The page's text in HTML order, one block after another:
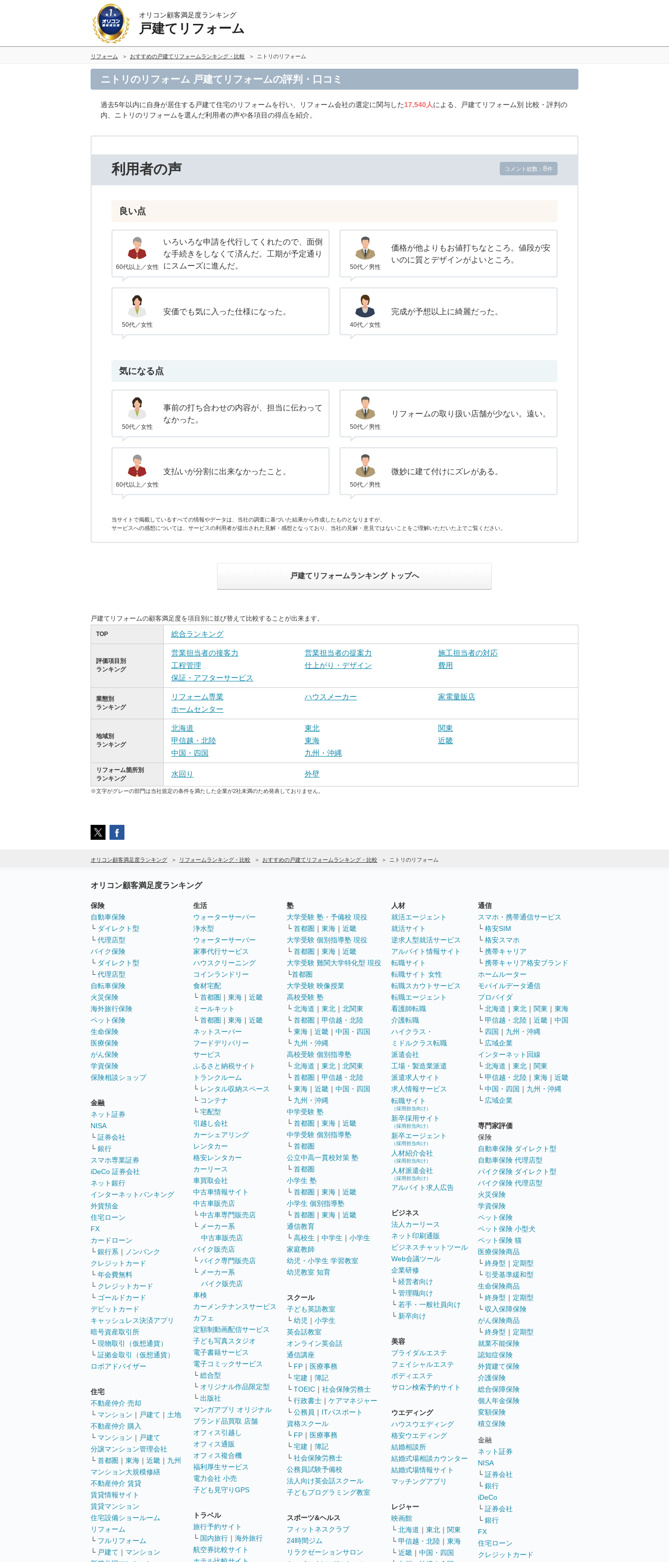
オリコン顧客満足度ランキング
戸建てリフォーム
リフォーム おすすめの戸建てリフォームランキング・比較 ニトリのリフォーム
ニトリのリフォーム 戸建てリフォームの評判・口コミ
過去5年以内に自身が居住する戸建て住宅のリフォームを行い、リフォーム会社の選定に関与した17,540人による、戸建てリフォーム別 比較・評判の
内、ニトリのリフォームを選んだ利用者の声や各項目の得点を紹介。
利用者の声 コメント総数： 8件
良い点
60代以上／女性
いろいろな申請を代行してくれたので、面倒
な手続きをしなくて済んだ。工期が予定通り
にスムーズに進んだ。
50代／男性
価格が他よりもお値打ちなところ。値段が安
いのに質とデザインがよいところ。
50代／女性
安価でも気に入った仕様になった。
40代／女性
完成が予想以上に綺麗だった。
気になる点
50代／女性
事前の打ち合わせの内容が、担当に伝わって
なかった。
50代／男性
リフォームの取り扱い店舗が少ない。遠い。
60代以上／女性
支払いが分割に出来なかったこと。
50代／男性
微妙に建て付けにズレがある。
当サイトで掲載しているすべての情報やデータは、当社の調査に基づいた結果から作成したものとなりますが、
サービスへの感想については、サービスの利用者が提出された見解・感想となっており、当社の見解・意見ではないことをご理解いただいた上でご覧ください。
戸建てリフォームランキング トップへ
戸建てリフォームの顧客満足度を項目別に並び替えて比較することが出来ます。
TOP 総合ランキング
評価項目別
ランキング
営業担当者の接客力 営業担当者の提案力
施工担当者の対応
工程管理
仕上がり・デザイン
費用
保証・アフターサービス
業態別
ランキング
リフォーム専業 ハウスメーカー
家電量販店
ホームセンター
地域別
ランキング
北海道 東北
関東
甲信越・北陸
東海
近畿
中国・四国
九州・沖縄
リフォーム箇所別
ランキング
水回り 外壁
※文字がグレーの部門は当社規定の条件を満たした企業が2社未満のため発表しておりません。
オリコン顧客満足度ランキング リフォームランキング・比較 おすすめの戸建てリフォームランキング・比較 ニトリのリフォーム
オリコン顧客満足度ランキング
保険
自動車保険
└ ダイレクト型
└ 代理店型
バイク保険
└ ダイレクト型
└ 代理店型
自転車保険
火災保険
海外旅行保険
ペット保険
生命保険
医療保険
がん保険
学資保険
保険相談ショップ
金融
ネット証券
NISA
└ 証券会社
└ 銀行
スマホ専業証券
iDeCo 証券会社
ネット銀行
インターネットバンキング
外貨預金
住宅ローン
FX
カードローン
└ 銀行系 ｜
ノンバンク
クレジットカード
└ 年会費無料
└ クレジットカード
└ ゴールドカード
デビットカード
キャッシュレス決済アプリ
暗号資産取引所
└ 現物取引（仮想通貨）
└ 証拠金取引（仮想通貨）
ロボアドバイザー
住宅
不動産仲介 売却
└ マンション ｜ 戸建て ｜ 土地
不動産仲介 購入
└ マンション ｜ 戸建て
分譲マンション管理会社
└ 首都圏 ｜ 東海 ｜ 近畿 ｜ 九州
マンション大規模修繕
不動産仲介 賃貸
賃貸情報サイト
賃貸マンション
住宅設備ショールーム
リフォーム
└ フルリフォーム
└ 戸建て ｜ マンション
生活
ウォーターサーバー
浄水型
ウォーターサーバー
家事代行サービス
ハウスクリーニング
コインランドリー
食材宅配
└ 首都圏 ｜ 東海 ｜ 近畿
ミールキット
└ 首都圏 ｜ 東海 ｜ 近畿
ネットスーパー
フードデリバリー
サービス
ふるさと納税サイト
トランクルーム
└ レンタル収納スペース
└ コンテナ
└ 宅配型
引越し会社
カーシェアリング
レンタカー
格安レンタカー
カーリース
車買取会社
中古車情報サイト
中古車販売店
└ 中古車専門販売店
└ メーカー系
中古車販売店
バイク販売店
└ バイク専門販売店
└ メーカー系
バイク販売店
車検
カーメンテナンスサービス
カフェ
定額制動画配信サービス
子ども写真スタジオ
電子書籍サービス
電子コミックサービス
└ 総合型
└ オリジナル作品限定型
└ 出版社
マンガアプリ オリジナル
ブランド品買取 店舗
オフィス引越し
オフィス通販
オフィス複合機
福利厚生サービス
電力会社 小売
子ども見守りGPS
トラベル
旅行予約サイト
└ 国内旅行 ｜ 海外旅行
航空券比較サイト
塾
大学受験 塾・予備校 現役
└ 首都圏 ｜ 東海 ｜ 近畿
大学受験 個別指導塾 現役
└ 首都圏 ｜ 東海 ｜ 近畿
大学受験 難関大学特化型 現役
└首都圏
大学受験 映像授業
高校受験 塾
└ 北海道 ｜ 東北 ｜ 北関東
└ 首都圏 ｜ 甲信越・北陸
└ 東海 ｜ 近畿 ｜ 中国・四国
└ 九州・沖縄
高校受験 個別指導塾
└ 北海道 ｜ 東北 ｜ 北関東
└ 首都圏 ｜ 甲信越・北陸
└ 東海 ｜ 近畿 ｜ 中国・四国
└ 九州・沖縄
中学受験 塾
└ 首都圏 ｜ 東海 ｜ 近畿
中学受験 個別指導塾
└ 首都圏
公立中高一貫校対策 塾
└ 首都圏
小学生 塾
└ 首都圏 ｜ 東海 ｜ 近畿
小学生 個別指導塾
└ 首都圏 ｜ 東海 ｜ 近畿
通信教育
└ 高校生 ｜ 中学生 ｜ 小学生
家庭教師
幼児・小学生 学習教室
幼児教室 知育
スクール
子ども英語教室
└ 幼児 ｜ 小学生
英会話教室
オンライン英会話
通信講座
└ FP ｜ 医療事務
└ 宅建 ｜ 簿記
└ TOEIC ｜ 社会保険労務士
└ 行政書士 ｜ ケアマネジャー
└ 公務員 ｜ ITパスポート
資格スクール
└ FP ｜ 医療事務
└ 宅建 ｜ 簿記
└ 社会保険労務士
公務員試験予備校
法人向け英会話スクール
子どもプログラミング教室
スポーツ&ヘルス
フィットネスクラブ
24時間ジム
リラクゼーションサロン
人材
就活エージェント
就活サイト
逆求人型就活サービス
アルバイト情報サイト
転職サイト
転職サイト 女性
転職スカウトサービス
転職エージェント
看護師転職
介護転職
ハイクラス・
ミドルクラス転職
派遣会社
工場・製造業派遣
派遣求人サイト
求人情報サービス
転職サイト
（採用担当向け）
新卒採用サイト
（採用担当向け）
新卒エージェント
（採用担当向け）
人材紹介会社
（採用担当向け）
人材派遣会社
（採用担当向け）
アルバイト求人広告
ビジネス
法人カーリース
ネット印刷通販
ビジネスチャットツール
Web会議ツール
企業研修
└ 経営者向け
└ 管理職向け
└ 若手・一般社員向け
└ 新卒向け
美容
ブライダルエステ
フェイシャルエステ
ボディエステ
サロン検索予約サイト
ウエディング
ハウスウエディング
格安ウエディング
結婚相談所
結婚式場相談カウンター
結婚式場情報サイト
マッチングアプリ
レジャー
映画館
└ 北海道 ｜ 東北 ｜ 関東
└ 甲信越・北陸 ｜ 東海
└ 近畿 ｜ 中国・四国
通信
スマホ・携帯通信サービス
└ 格安SIM
└ 格安スマホ
└ 携帯キャリア
└ 携帯キャリア格安ブランド
ホームルーター
モバイルデータ通信
プロバイダ
└ 北海道 ｜ 東北 ｜ 関東 ｜ 東海
└ 甲信越・北陸 ｜ 近畿 ｜ 中国
└ 四国 ｜ 九州・沖縄
└ 広域企業
インターネット回線
└ 北海道 ｜ 東北 ｜ 関東
└ 甲信越・北陸 ｜ 東海 ｜ 近畿
└ 中国・四国 ｜ 九州・沖縄
└ 広域企業
専門家評価
保険
自動車保険 ダイレクト型
自動車保険 代理店型
バイク保険 ダイレクト型
バイク保険 代理店型
火災保険
学資保険
ペット保険
ペット保険 小型犬
ペット保険 猫
医療保険商品
└ 終身型 ｜ 定期型
└ 引受基準緩和型
生命保険商品
└ 終身型 ｜ 定期型
└ 収入保障保険
がん保険商品
└ 終身型 ｜ 定期型
就業不能保険
認知症保険
外貨建て保険
介護保険
総合保障保険
個人年金保険
変額保険
積立保険
金融
ネット証券
NISA
└ 証券会社
└ 銀行
iDeCo
└ 証券会社
└ 銀行
FX
住宅ローン
クレジットカード